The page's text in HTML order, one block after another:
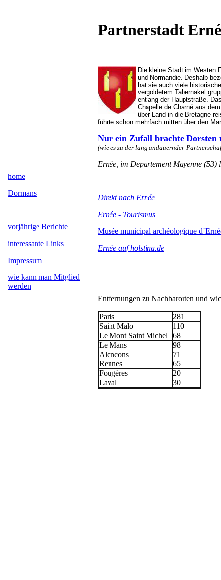
home
Dormans
vorjährige Berichte
interessante Links
Impressum
wie kann man Mitglied
werden
Partnerstadt
Die kleine Stadt im Westen
und Normandie. Deshalb
hat sie auch viele
vergoldetem Tabernakel
entlang der Hauptstraße.
Chapelle de Charné aus
über Land in die Bretagne
führte schon mehrfach mitten über den
Nur ein Zufall brachte Dorsten
(wie es zu der lang andauernden
Ernée, im Departement Mayenne (53)
Direkt nach Ernée
Ernée - Tourismus
Musée municipal archéologique
Ernée auf holstina.de
Entfernungen zu Nachbarorten und
Paris
281
Saint Malo
110
Le Mont Saint Michel 68
Le Mans
98
Alencons
71
Rennes
65
Fougères
20
Laval
30